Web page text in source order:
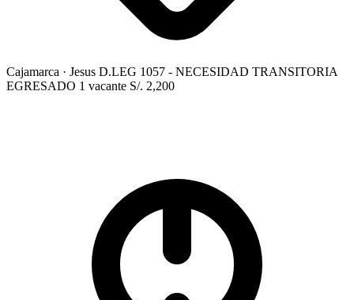
Cajamarca · Jesus D.LEG 1057 - NECESIDAD TRANSITORIA
EGRESADO 1 vacante S/. 2,200